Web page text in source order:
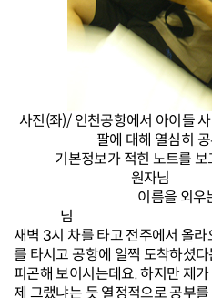
사진(좌)/ 인천공항에서 아이
팔에 대해 열심
기본정보가 적힌
원
이름을 외우는
님
새벽 3시 차를 타고 전주에서 올
를 타시고 공항에 일찍 도착하셨
피곤해 보이시는데요. 하지만 제
제 그랬냐는 듯 열정적으로 공부